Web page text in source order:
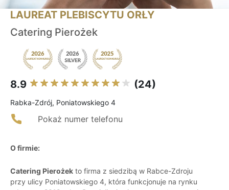
LAUREAT PLEBISCYTU ORŁY
Catering Pierożek
8.9 (24)
Rabka-Zdrój, Poniatowskiego 4
Pokaż numer telefonu
O firmie:
Catering Pierożek to firma z siedzibą w Rabce-Zdroju
przy ulicy Poniatowskiego 4, która funkcjonuje na rynku